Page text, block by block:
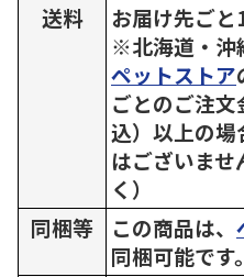
送料
お届け先ごと
※北海道・沖
ペットストア
ごとのご注
込）以上の場
はございま
く）
同梱等
この商品は、
同梱可能です。